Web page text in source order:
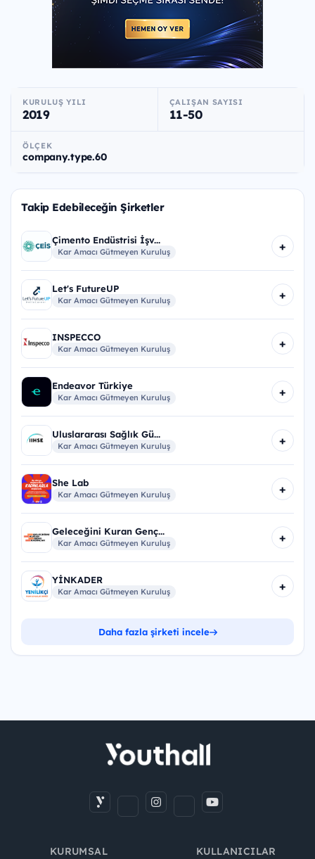
KURULUŞ YILI
2019
ÇALIŞAN SAYISI
11-50
ÖLÇEK
company.type.60
Takip Edebileceğin Şirketler
Çimento Endüstrisi İşv...
Kar Amacı Gütmeyen Kuruluş +
Let's FutureUP
Kar Amacı Gütmeyen Kuruluş +
INSPECCO
Kar Amacı Gütmeyen Kuruluş +
Endeavor Türkiye
Kar Amacı Gütmeyen Kuruluş +
Uluslararası Sağlık Gü...
Kar Amacı Gütmeyen Kuruluş +
She Lab
Kar Amacı Gütmeyen Kuruluş +
Geleceğini Kuran Genç...
Kar Amacı Gütmeyen Kuruluş +
YİNKADER
Kar Amacı Gütmeyen Kuruluş +
Daha fazla şirketi incele
KURUMSAL KULLANICILAR